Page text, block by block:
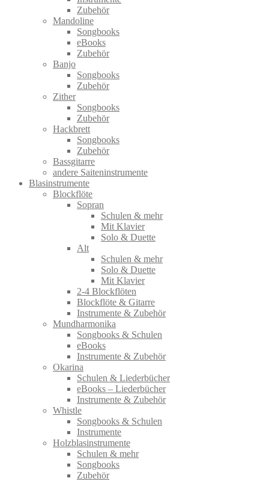
Zubehör
Mandoline
Songbooks
eBooks
Zubehör
Banjo
Songbooks
Zubehör
Zither
Songbooks
Zubehör
Hackbrett
Songbooks
Zubehör
Bassgitarre
andere Saiteninstrumente
Blasinstrumente
Blockflöte
Sopran
Schulen & mehr
Mit Klavier
Solo & Duette
Alt
Schulen & mehr
Solo & Duette
Mit Klavier
2-4 Blockflöten
Blockflöte & Gitarre
Instrumente & Zubehör
Mundharmonika
Songbooks & Schulen
eBooks
Instrumente & Zubehör
Okarina
Schulen & Liederbücher
eBooks – Liederbücher
Instrumente & Zubehör
Whistle
Songbooks & Schulen
Instrumente
Holzblasinstrumente
Schulen & mehr
Songbooks
Zubehör